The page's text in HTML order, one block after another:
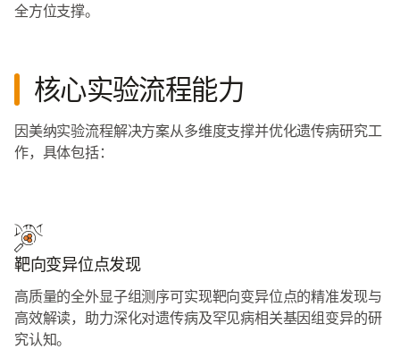
全方位支撑。
核心实验流程能力
因美纳实验流程解决方案从多维度支撑并优化遗传病研究工
作，具体包括：
靶向变异位点发现
高质量的全外显子组测序可实现靶向变异位点的精准发现与
高效解读，助力深化对遗传病及罕见病相关基因组变异的研
究认知。